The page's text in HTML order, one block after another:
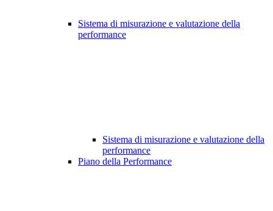
Sistema di misurazione e valutazione della
performance
Sistema di misurazione e valutazione della
performance
Piano della Performance